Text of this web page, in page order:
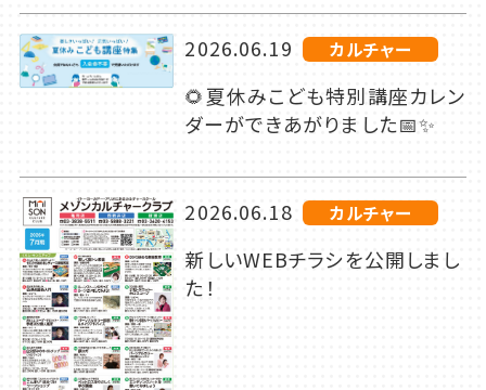
2026.06.19 カルチャー
🌻夏休みこども特別講座カレン
ダーができあがりました📅✨
2026.06.18 カルチャー
新しいWEBチラシを公開しまし
た！